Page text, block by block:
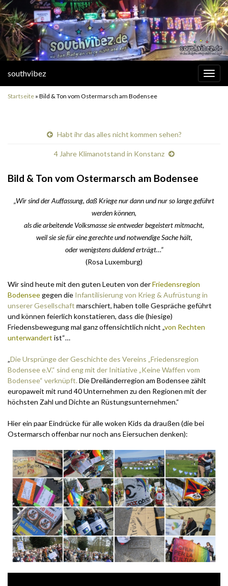
southvibez
Startseite » Bild & Ton vom Ostermarsch am Bodensee
Habt ihr das alles nicht kommen sehen?
4 Jahre Klimanotstand in Konstanz
Bild & Ton vom Ostermarsch am Bodensee
„Wir sind der Auffassung, daß Kriege nur dann und nur so lange geführt
werden können,
als die arbeitende Volksmasse sie entweder begeistert mitmacht,
weil sie sie für eine gerechte und notwendige Sache hält,
oder wenigstens duldend erträgt…“
(Rosa Luxemburg)
Wir sind heute mit den guten Leuten von derFriedensregion
Bodenseegegen die Infantilisierung von Krieg & Aufrüstung in
unserer Gesellschaft marschiert, haben tolle Gespräche geführt
und können feierlich konstatieren, dass die (hiesige)
Friedensbewegung mal ganz offensichtlich nicht „von Rechten
unterwandert ist“…
„Die Ursprünge der Geschichte des Vereins „Friedensregion
Bodensee e.V.“ sind eng mit der Initiative „Keine Waffen vom
Bodensee“ verknüpft.Die Dreiländerregion am Bodensee zählt
europaweit mit rund 40 Unternehmen zu den Regionen mit der
höchsten Zahl und Dichte an Rüstungsunternehmen.“
Hier ein paar Eindrücke für alle woken Kids da draußen (die bei
Ostermarsch offenbar nur noch ans Eiersuchen denken):